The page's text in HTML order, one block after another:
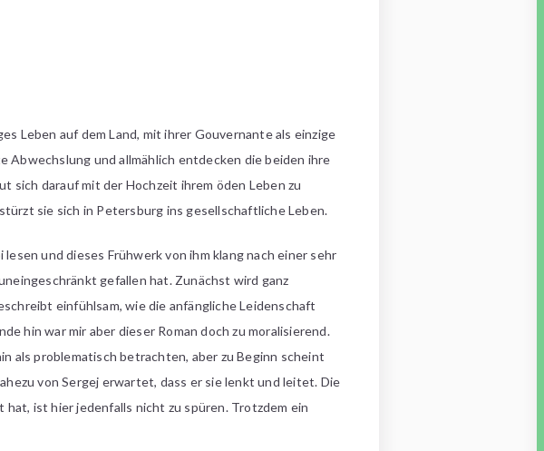
Leben auf dem Land, mit ihrer Gouvernante als einzige
und allmählich entdecken die beiden ihre
sich darauf mit der Hochzeit ihrem öden Leben zu
sie sich in Petersburg ins gesellschaftliche Leben.
und dieses Frühwerk von ihm klang nach einer sehr
gefallen hat. Zunächst wird ganz
einfühlsam, wie die anfängliche Leidenschaft
hin war mir aber dieser Roman doch zu moralisierend.
als problematisch betrachten, aber zu Beginn scheint
von Sergej erwartet, dass er sie lenkt und leitet. Die
ist hier jedenfalls nicht zu spüren. Trotzdem ein